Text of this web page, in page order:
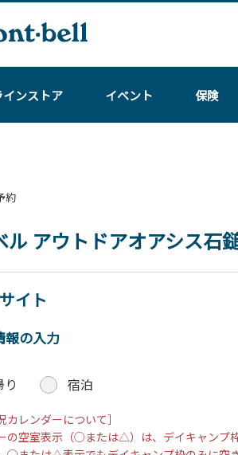
インストア イベント 保険
約
ル アウトドアオアシス石
イト
報の入力
り 宿泊
カレンダーについて］
の空室表示（○または△）は、デイキャンプ